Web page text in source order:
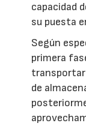
capacidad
su puesta
Según
primera
transportar
de